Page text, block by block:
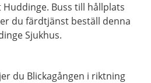
Buss till hållplats
du färdtjänst beställ denna
Sjukhus.
du Blickagången i riktning